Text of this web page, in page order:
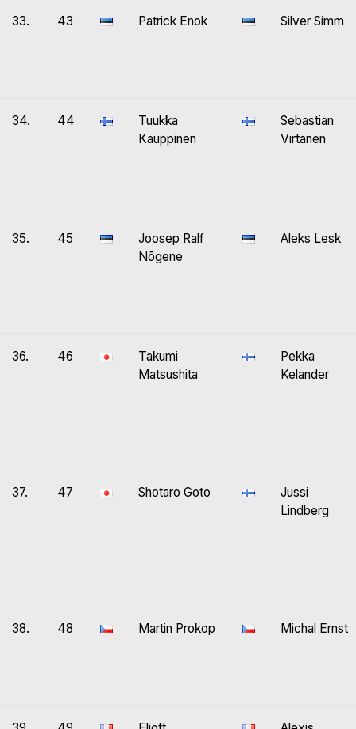
33. 43 Patrick Enok Silver Simm
34. 44
Tuukka
Kauppinen
Sebastian
Virtanen
35. 45
Joosep Ralf
Nõgene
Aleks Lesk
36. 46
Takumi
Matsushita
Pekka
Kelander
37. 47 Shotaro Goto
Jussi
Lindberg
38. 48 Martin Prokop Michal Ernst